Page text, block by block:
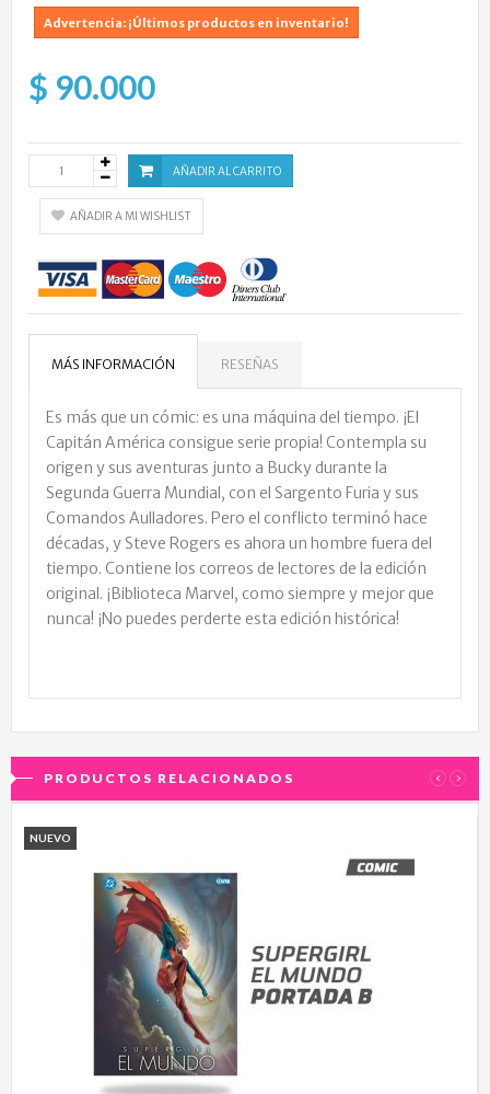
Advertencia: ¡Últimos productos en inventario!
$ 90.000
AÑADIR AL CARRITO
AÑADIR A MI WISHLIST
MÁS INFORMACIÓN RESEÑAS
Es más que un cómic: es una máquina del tiempo. ¡El
Capitán América consigue serie propia! Contempla su
origen y sus aventuras junto a Bucky durante la
Segunda Guerra Mundial, con el Sargento Furia y sus
Comandos Aulladores. Pero el conflicto terminó hace
décadas, y Steve Rogers es ahora un hombre fuera del
tiempo. Contiene los correos de lectores de la edición
original. ¡Biblioteca Marvel, como siempre y mejor que
nunca! ¡No puedes perderte esta edición histórica!
PRODUCTOS RELACIONADOS ‹ ›
NUEVO